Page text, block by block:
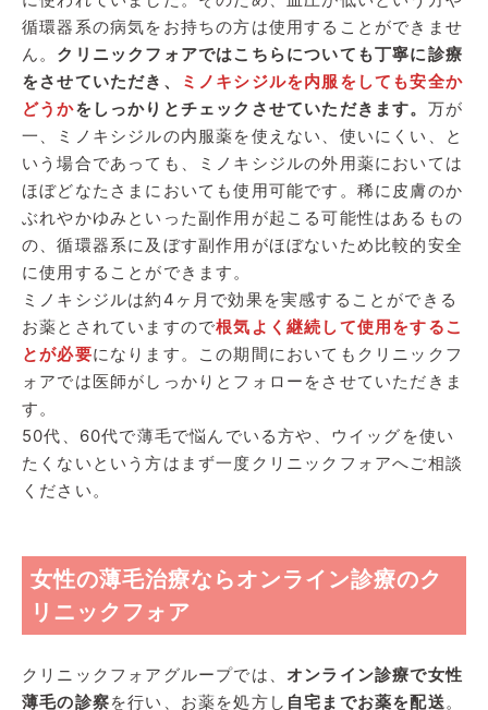
循環器系の病気をお持ちの方は使用することができませ
ん。 クリニックフォアではこちらについても丁寧に診療
をさせていただき、
ミノキシジルを内服をしても安全か
どうかをしっかりとチェックさせていただきます。 万が
一、ミノキシジルの内服薬を使えない、使いにくい、と
いう場合であっても、ミノキシジルの外用薬においては
ほぼどなたさまにおいても使用可能です。稀に皮膚のか
ぶれやかゆみといった副作用が起こる可能性はあるもの
の、循環器系に及ぼす副作用がほぼないため比較的安全
に使用することができます。
ミノキシジルは約4ヶ月で効果を実感することができる
お薬とされていますので根気よく継続して使用をするこ
とが必要になります。この期間においてもクリニックフ
ォアでは医師がしっかりとフォローをさせていただきま
す。
50代、60代で薄毛で悩んでいる方や、ウイッグを使い
たくないという方はまず一度クリニックフォアへご相談
ください。
女性の薄毛治療ならオンライン診療のク
リニックフォア
クリニックフォアグループでは、 オンライン診療で女性
薄毛の診察を行い、お薬を処方し 自宅までお薬を配送。